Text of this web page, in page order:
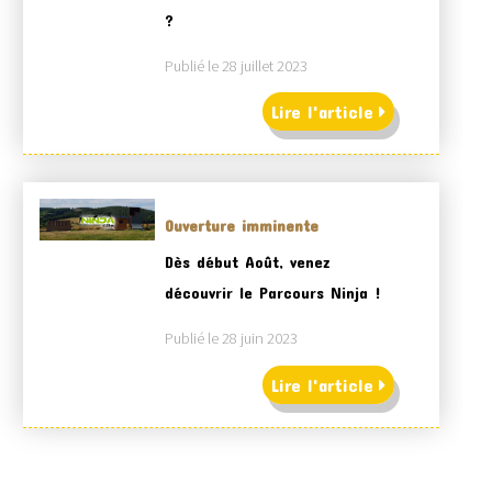
?
Publié le 28 juillet 2023
Lire l'article
Ouverture imminente
Dès début Août, venez
découvrir le Parcours Ninja !
Publié le 28 juin 2023
Lire l'article